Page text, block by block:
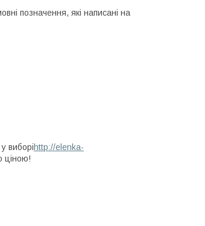
позначення, які написані на
виборіhttp://elenka-
ціною!